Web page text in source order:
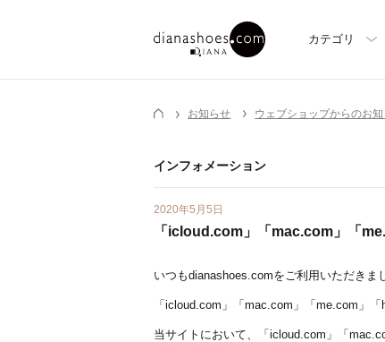
カテゴリ
お知らせ ウェブショップからのお
インフォメーション
2020年5月5日
「icloud.com」「mac.com」「
いつもdianashoes.comをご利用いただきま
「icloud.com」「mac.com」「me.com」
当サイトにおいて、「icloud.com」「